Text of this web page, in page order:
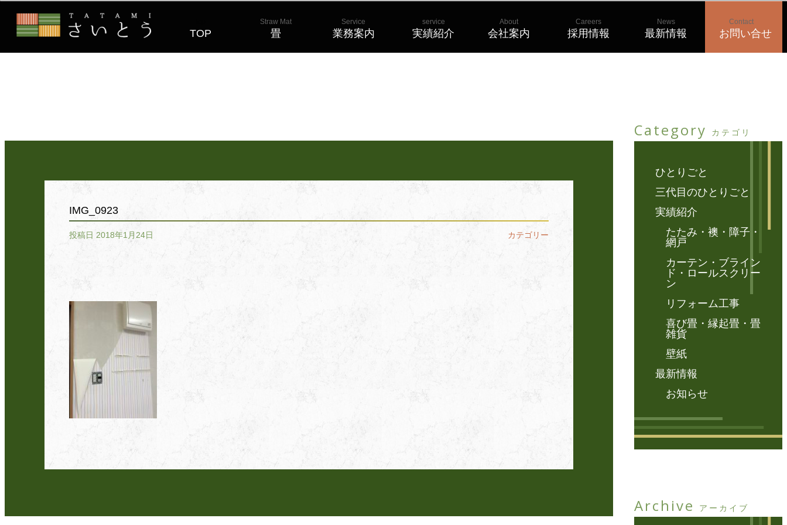
TOP
Straw Mat
畳
Service
業務案内
service
実績紹介
About
会社案内
Careers
採用情報
News
最新情報
Contact
お問い合せ
IMG_0923
投稿日 2018年1月24日 カテゴリー
Category カテゴリ
ひとりごと
三代目のひとりごと
実績紹介
たたみ・襖・障子・
網戸
カーテン・ブライン
ド・ロールスクリー
ン
リフォーム工事
喜び畳・縁起畳・畳
雑貨
壁紙
最新情報
お知らせ
Archive アーカイブ